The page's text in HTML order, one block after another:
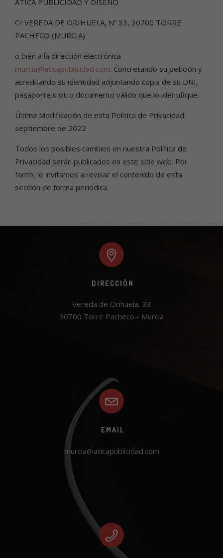
ATICA PUBLICIDAD Y DISEÑO
C/ VEREDA DE ORIHUELA, Nº 33, 30700 TORRE
PACHECO (MURCIA)
o bien a la dirección electrónica
murcia@aticapublicidad.com. Concretando su petición y
acreditando su identidad adjuntando copia de su DNI,
pasaporte u otro documento válido que lo identifique.
Última Modificación de esta Política de Privacidad:
septiembre de 2022
Todos los posibles cambios en nuestra Política de
Privacidad serán publicados en este sitio web. Por
tanto, le invitamos a revisar el contenido de esta
sección de forma periódica.
DIRECCIÓN
Vereda de Orihuela, 33
30700 Torre Pacheco - Murcia
EMAIL
murcia@aticapublicidad.com